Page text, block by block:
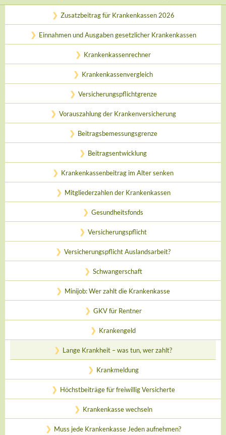
Zusatzbeitrag für Krankenkassen 2026
Einnahmen und Ausgaben gesetzlicher Krankenkassen
Krankenkassenrechner
Krankenkassenvergleich
Versicherungspflichtgrenze
Vorauszahlung der Krankenversicherung
Beitragsbemessungsgrenze
Beitragsentwicklung
Krankenkassenbeitrag im Alter senken
Mitgliederzahlen der Krankenkassen
Gesundheitsfonds
Versicherungspflicht
Versicherungspflicht Auslandsarbeit?
Schwangerschaft
Minijob: Wer zahlt die Krankenkasse
GKV für Rentner
Krankengeld
Lange Krankheit – was tun, wer zahlt?
Krankmeldung
Höchstbeiträge für freiwillig Versicherte
Krankenkasse wechseln
Muss jede Krankenkasse Jeden aufnehmen?